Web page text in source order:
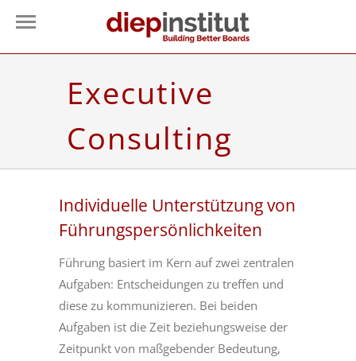
Executive
Consulting
Individuelle Unterstützung von
Führungspersönlichkeiten
Führung basiert im Kern auf zwei zentralen
Aufgaben: Entscheidungen zu treffen und
diese zu kommunizieren. Bei beiden
Aufgaben ist die Zeit beziehungsweise der
Zeitpunkt von maßgebender Bedeutung,